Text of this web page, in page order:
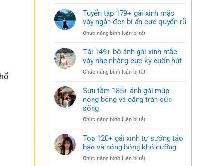
gợi
cảm
ngủ
nhẹ
gợi
cảm
101+
ảnh
gái
xinh
váy
siêu
cực
quyến
Tuyển tập 179+ gái xinh mặc
váy ngắn đen bí ẩn cực quyến rũ
Chức năng bình luận bị tắt
tập
179+
gái
xinh
váy
ngắn
ẩn
quyến
rũ
Tải 149+ bộ ảnh gái xinh mặc
váy nhẹ nhàng cực kỳ cuốn hút
Chức năng bình luận bị tắt
149+
bộ
xinh
váy
nhẹ
cực
Sưu tầm 185+ ảnh gái múp
nóng bỏng và căng tràn sức
sống
Chức năng bình luận bị tắt
tầm
185+
gái
Top 120+ gái xinh tự sướng táo
bạo và nóng bỏng khó cưỡng
Chức năng bình luận bị tắt